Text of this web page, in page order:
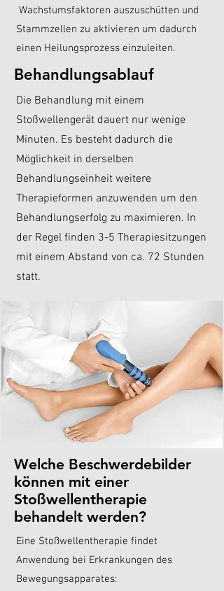
Wachstumsfaktoren auszuschütten und
Stammzellen zu aktivieren um dadurch
einen Heilungsprozess einzuleiten.
Behandlungsablauf
Die Behandlung mit einem
Stoßwellengerät dauert nur wenige
Minuten. Es besteht dadurch die
Möglichkeit in derselben
Behandlungseinheit weitere
Therapieformen anzuwenden um den
Behandlungserfolg zu maximieren. In
der Regel finden 3-5 Therapiesitzungen
mit einem Abstand von ca. 72 Stunden
statt.
Welche Beschwerdebilder
können mit einer
Stoßwellentherapie
behandelt werden?
Eine Stoßwellentherapie findet
Anwendung bei Erkrankungen des
Bewegungsapparates: